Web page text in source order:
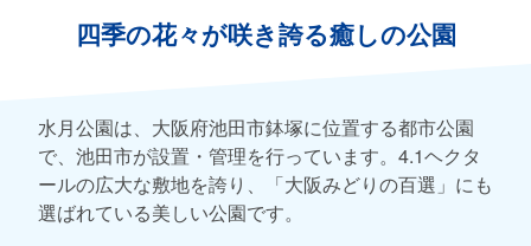
四季の花々が咲き誇る癒しの公園
水月公園は、大阪府池田市鉢塚に位置する都市公園
で、池田市が設置・管理を行っています。4.1ヘクタ
ールの広大な敷地を誇り、「大阪みどりの百選」にも
選ばれている美しい公園です。